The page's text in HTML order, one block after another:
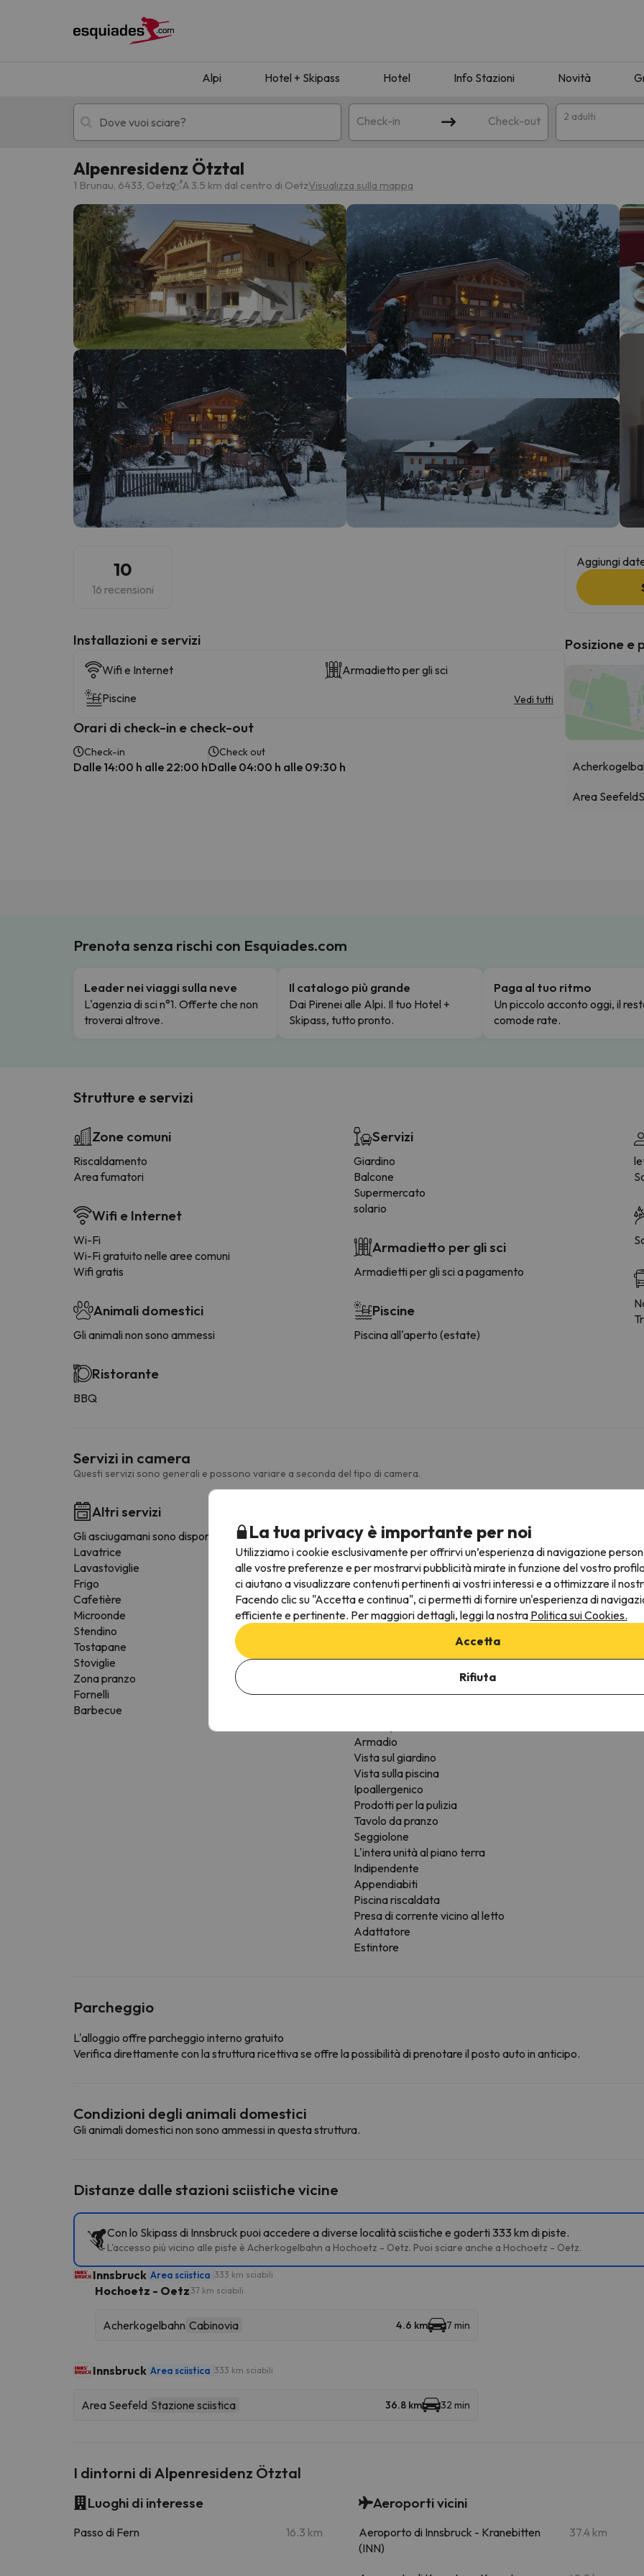
Alpi Hotel + Skipass Hotel Info Stazioni Novità
Check-in Check-out 2 adulti
Hotel + skipass Hotel di montagna
Ops, non abbiamo trovato alcun risultato corrispondente alla sua ricerca. Provare a modificare la destinazione.
Sembra che il nostro ricercatore abbia perso la strada. Non appena troverà la bussola, tornerà.
Alpenresidenz Ötztal
1 Brunau, 6433, Oetz A 3.5 km dal centro di OetzVisualizza sulla mappa
10
16 recensioni
Installazioni e servizi
Wifi e Internet
Armadietto per gli sci
Piscine
Vedi tutti
Orari di check-in e check-out
Check-in
Dalle 14:00 h alle 22:00 h
Check out
Dalle 04:00 h alle 09:30 h
Aggiungi
Posizione e
Area Seefeld
Prenota senza rischi con Esquiades.com
Leader nei viaggi sulla neve
L'agenzia di sci n°1. Offerte che non
troverai altrove.
Il catalogo più grande
Dai Pirenei alle Alpi. Il tuo Hotel +
Skipass, tutto pronto.
Paga al tuo ritmo
Un piccolo acconto oggi, il
comode rate.
Strutture e servizi
Zone comuni
Riscaldamento
Area fumatori
Wifi e Internet
Wi-Fi
Wi-Fi gratuito nelle aree comuni
Wifi gratis
Animali domestici
Gli animali non sono ammessi
Ristorante
BBQ
Servizi
Giardino
Balcone
Supermercato
solario
Armadietto per gli sci
Armadietti per gli sci a pagamento
Piscine
Piscina all'aperto (estate)
Servizi in camera
Questi servizi sono generali e possono variare a seconda del tipo di camera.
Altri servizi
Gli asciugamani sono disponibili
Lavatrice
Lavastoviglie
Frigo
Cafetière
Microonde
Stendino
Tostapane
Stoviglie
Zona pranzo
Fornelli
Barbecue
tv
Radio
Cucina
Balcone
Asciugacapelli
Riscaldamento
Cheminée dans la chambre
Scrivania
Armadio
Vista sul giardino
Vista sulla piscina
Ipoallergenico
Prodotti per la pulizia
Tavolo da pranzo
Seggiolone
L'intera unità al piano terra
Indipendente
Appendiabiti
Piscina riscaldata
Presa di corrente vicino al letto
Adattatore
Estintore
Parcheggio
L'alloggio offre parcheggio interno gratuito
Verifica direttamente con la struttura ricettiva se offre la possibilità di prenotare il posto auto in anticipo.
Condizioni degli animali domestici
Gli animali domestici non sono ammessi in questa struttura.
Distanze dalle stazioni sciistiche vicine
Con lo Skipass di Innsbruck puoi accedere a diverse località sciistiche e goderti 333 km di piste.
L'accesso più vicino alle piste è Acherkogelbahn a Hochoetz - Oetz. Puoi sciare anche a Hochoetz - Oetz.
Innsbruck Area sciistica 333 km sciabili
Hochoetz - Oetz 37 km sciabili
Acherkogelbahn Cabinovia 4.6 km 7 min
Innsbruck Area sciistica 333 km sciabili
Area Seefeld Stazione sciistica 36.8 km 32 min
I dintorni di Alpenresidenz Ötztal
Luoghi di interesse
Passo di Fern 16.3 km
Aeroporti vicini
Aeroporto di Innsbruck - Kranebitten
(INN)
37.4 km
La tua privacy è importante per noi
Utilizziamo i cookie esclusivamente per offrirvi un’esperienza di navigazione
alle vostre preferenze e per mostrarvi pubblicità mirate in funzione del vostro
ci aiutano a visualizzare contenuti pertinenti ai vostri interessi e a ottimizzare il
Facendo clic su "Accetta e continua", ci permetti di fornire un'esperienza di
efficiente e pertinente. Per maggiori dettagli, leggi la nostra Politica sui Cookies.
Accetta
Rifiuta